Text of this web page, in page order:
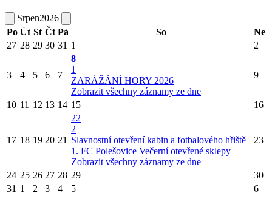
Srpen2026
Po Út St Čt Pá So
Ne
27 28 29 30 31 1 2
3 4 5 6 7
8
1
ZARÁŽÁNÍ HORY 2026
Zobrazit všechny záznamy ze dne
9
10 11 12 13 14 15 16
17 18 19 20 21
22
2
Slavnostní otevření kabin a fotbalového hřiště
1. FC Polešovice Večerní otevřené sklepy
Zobrazit všechny záznamy ze dne
23
24 25 26 27 28 29
30
31 1 2 3 4 5 6